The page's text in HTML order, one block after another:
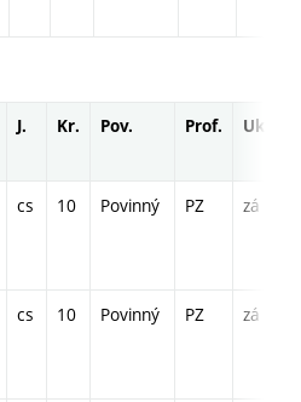
J. Kr. Pov. Prof. Uk.
cs 10 Povinný PZ zá
cs 10 Povinný PZ zá